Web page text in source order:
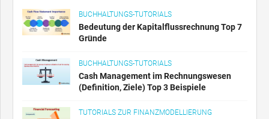
BUCHHALTUNGS-TUTORIALS
Bedeutung der Kapitalflussrechnung Top 7
Gründe
BUCHHALTUNGS-TUTORIALS
Cash Management im Rechnungswesen
(Definition, Ziele) Top 3 Beispiele
TUTORIALS ZUR FINANZMODELLIERUNG